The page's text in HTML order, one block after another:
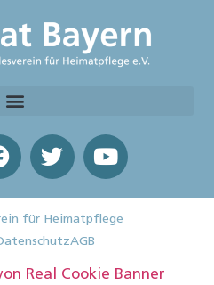
für Heimatpflege
AGB
Real Cookie Banner